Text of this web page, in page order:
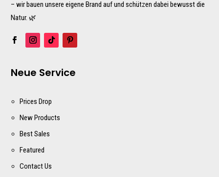
– wir bauen unsere eigene Brand auf und schützen dabei bewusst die
Natur. 🌿
Neue Service
Prices Drop
New Products
Best Sales
Featured
Contact Us